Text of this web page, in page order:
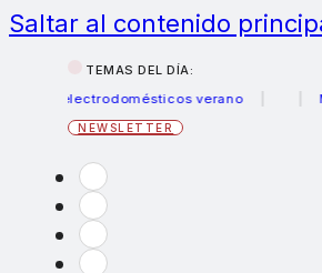
Saltar al contenido
TEMAS DEL DÍA:
electrodomésticos verano
NEWSLETTER